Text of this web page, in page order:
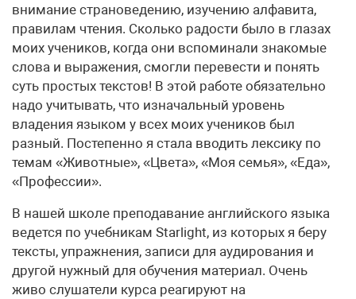
внимание страноведению, изучению алфавита,
правилам чтения. Сколько радости было в глазах
моих учеников, когда они вспоминали знакомые
слова и выражения, смогли перевести и понять
суть простых текстов! В этой работе обязательно
надо учитывать, что изначальный уровень
владения языком у всех моих учеников был
разный. Постепенно я стала вводить лексику по
темам «Животные», «Цвета», «Моя семья», «Еда»,
«Профессии».
В нашей школе преподавание английского языка
ведется по учебникам Starlight, из которых я беру
тексты, упражнения, записи для аудирования и
другой нужный для обучения материал. Очень
живо слушатели курса реагируют на